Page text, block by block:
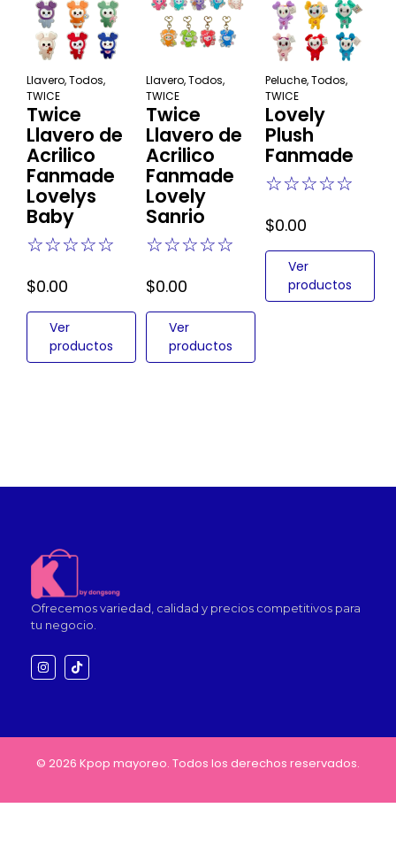
Llavero,Todos,
TWICE
Twice
Llavero de
Acrilico
Fanmade
Lovelys
Baby
☆☆☆☆☆
$0.00
Ver
productos
Llavero,Todos,
TWICE
Twice
Llavero de
Acrilico
Fanmade
Lovely
Sanrio
☆☆☆☆☆
$0.00
Ver
productos
Peluche,Todos,
TWICE
Lovely
Plush
Fanmade
☆☆☆☆☆
$0.00
Ver
productos
Ofrecemos variedad, calidad y precios competitivos para
tu negocio.
© 2026 Kpop mayoreo. Todos los derechos reservados.